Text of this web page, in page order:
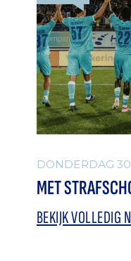
DONDERDAG
MET
BEKIJK VOLLEDIG